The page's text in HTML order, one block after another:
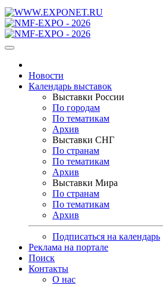
Новости
Календарь выставок
Выставки России
По городам
По тематикам
Архив
Выставки СНГ
По странам
По тематикам
Архив
Выставки Мира
По странам
По тематикам
Архив
Подписаться на календарь
Реклама на портале
Поиск
Контакты
О нас